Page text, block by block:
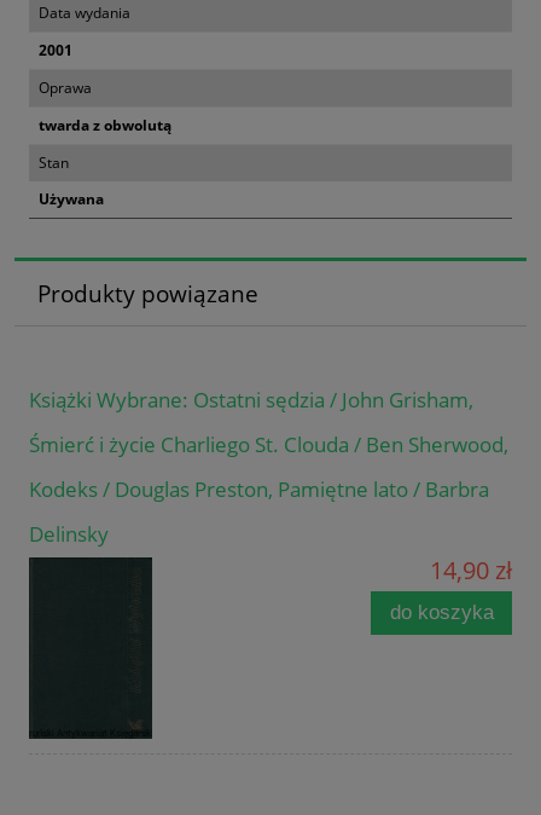
Data wydania
2001
Oprawa
twarda z obwolutą
Stan
Używana
Produkty powiązane
Książki Wybrane: Ostatni sędzia / John Grisham,
Śmierć i życie Charliego St. Clouda / Ben Sherwood,
Kodeks / Douglas Preston, Pamiętne lato / Barbra
Delinsky
14,90 zł
do koszyka